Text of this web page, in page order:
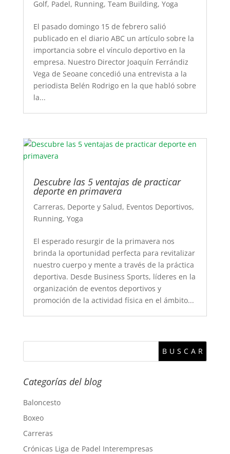
Golf, Padel, Running, Team Building, Yoga
El pasado domingo 15 de febrero salió
publicado en el diario ABC un artículo sobre la
importancia sobre el vínculo deportivo en la
empresa. Nuestro Director Joaquín Ferrándiz
Vega de Seoane concedió una entrevista a la
periodista Belén Rodrigo en la que habló sobre
la...
Descubre las 5 ventajas de practicar
deporte en primavera
Carreras, Deporte y Salud, Eventos Deportivos,
Running, Yoga
El esperado resurgir de la primavera nos
brinda la oportunidad perfecta para revitalizar
nuestro cuerpo y mente a través de la práctica
deportiva. Desde Business Sports, líderes en la
organización de eventos deportivos y
promoción de la actividad física en el ámbito...
Categorías del blog
Baloncesto
Boxeo
Carreras
Crónicas Liga de Padel Interempresas